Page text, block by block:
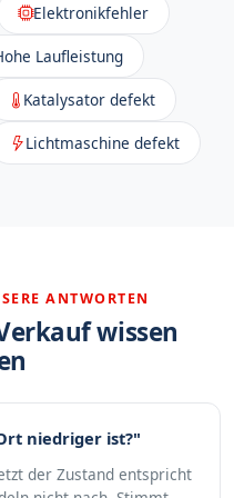
Elektronikfehler
Laufleistung
Katalysator defekt
Lichtmaschine defekt
ANTWORTEN
wissen
niedriger ist?"
der Zustand entspricht